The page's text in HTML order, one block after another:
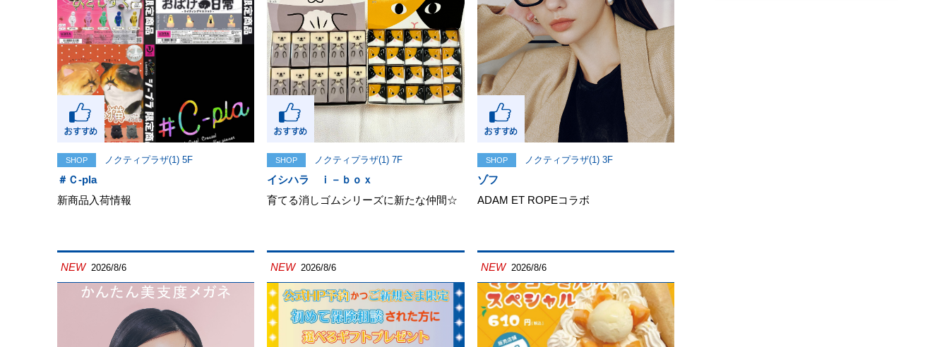
SHOP ノクティプラザ(1) 5F
＃Ｃ-pla
新商品入荷情報
SHOP ノクティプラザ(1) 7F
イシハラ ｉ－ｂｏｘ
育てる消しゴムシリーズに新たな仲間☆
SHOP ノクティプラザ(1) 3F
ゾフ
ADAM ET ROPEコラボ
NEW 2026/8/6 NEW 2026/8/6 NEW 2026/8/6